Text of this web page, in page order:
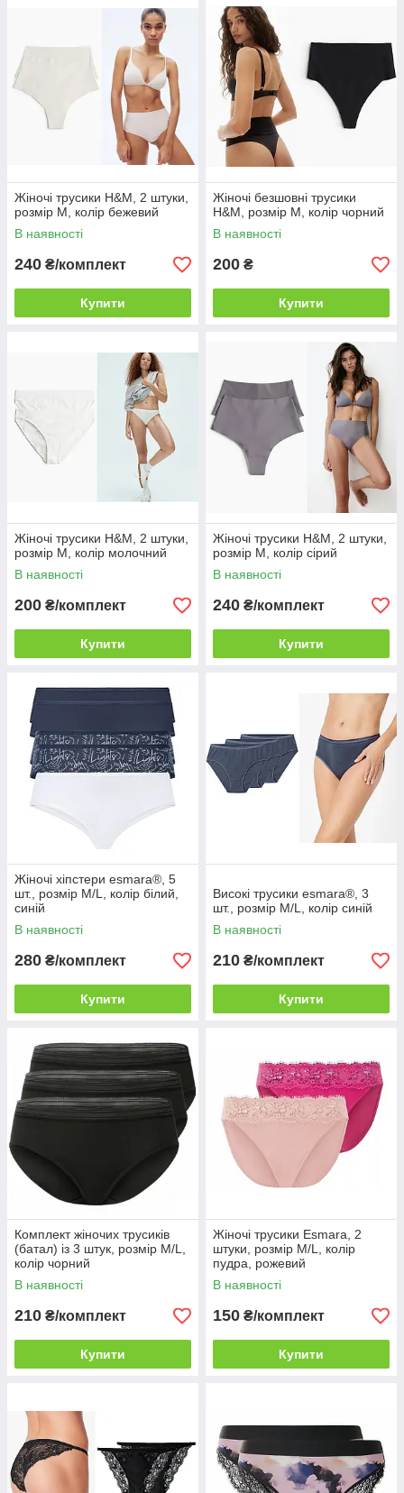
Жіночі трусики H&M, 2 штуки,
розмір M, колір бежевий
В наявності
240 ₴/комплект
Купити
Жіночі безшовні трусики
H&M, розмір M, колір чорний
В наявності
200 ₴
Купити
Жіночі трусики H&M, 2 штуки,
розмір M, колір молочний
В наявності
200 ₴/комплект
Купити
Жіночі трусики H&M, 2 штуки,
розмір M, колір сірий
В наявності
240 ₴/комплект
Купити
Жіночі хіпстери esmara®, 5
шт., розмір M/L, колір білий,
синій
В наявності
280 ₴/комплект
Купити
Високі трусики esmara®, 3
шт., розмір M/L, колір синій
В наявності
210 ₴/комплект
Купити
Комплект жіночих трусиків
(батал) із 3 штук, розмір M/L,
колір чорний
В наявності
210 ₴/комплект
Купити
Жіночі трусики Esmara, 2
штуки, розмір M/L, колір
пудра, рожевий
В наявності
150 ₴/комплект
Купити